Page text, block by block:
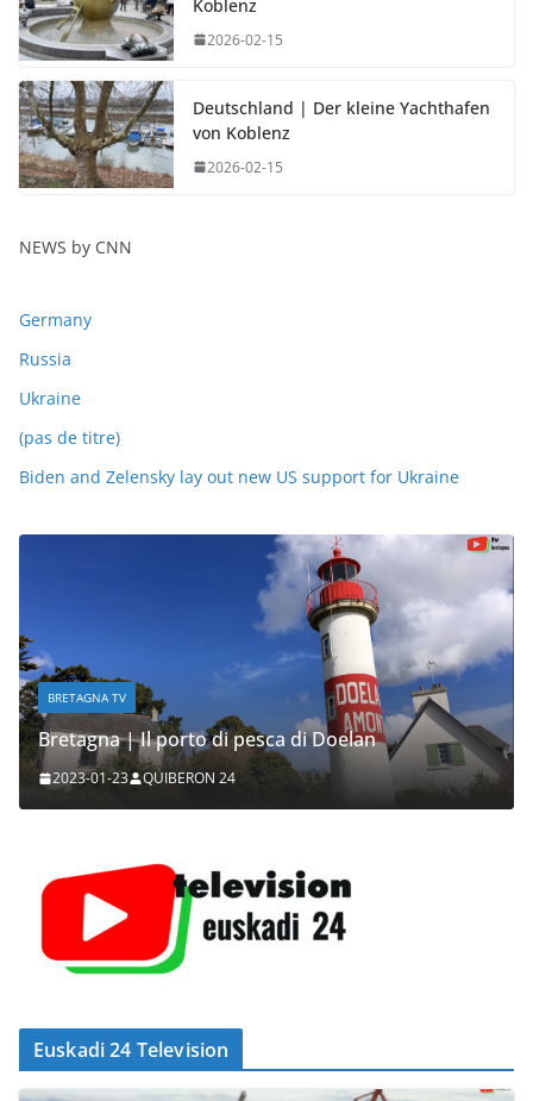
Koblenz
2026-02-15
Deutschland | Der kleine Yachthafen
von Koblenz
2026-02-15
NEWS by CNN
Germany
Russia
Ukraine
(pas de titre)
Biden and Zelensky lay out new US support for Ukraine
BRETAGNA TV
Bretagna | Il porto di pesca di Doelan
2023-01-23 QUIBERON 24
Euskadi 24 Television